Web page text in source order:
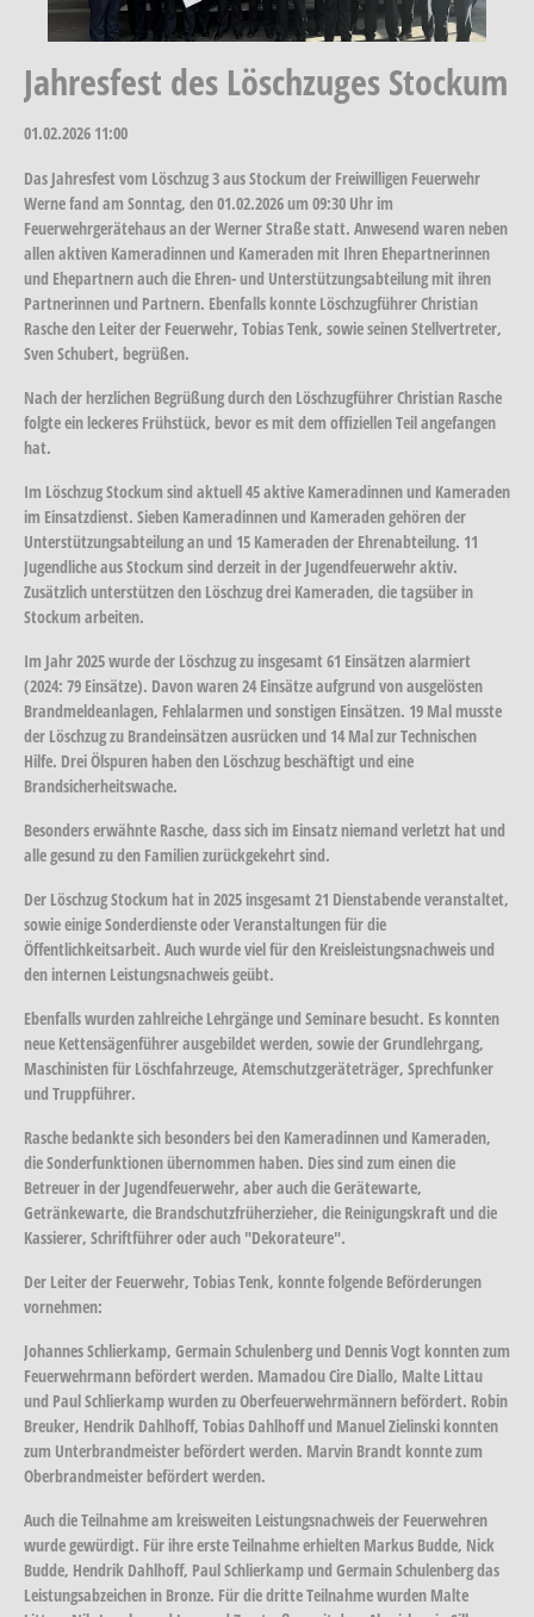
Jahresfest des Löschzuges Stockum
01.02.2026 11:00
Das Jahresfest vom Löschzug 3 aus Stockum der Freiwilligen Feuerwehr
Werne fand am Sonntag, den 01.02.2026 um 09:30 Uhr im
Feuerwehrgerätehaus an der Werner Straße statt. Anwesend waren neben
allen aktiven Kameradinnen und Kameraden mit Ihren Ehepartnerinnen
und Ehepartnern auch die Ehren- und Unterstützungsabteilung mit ihren
Partnerinnen und Partnern. Ebenfalls konnte Löschzugführer Christian
Rasche den Leiter der Feuerwehr, Tobias Tenk, sowie seinen Stellvertreter,
Sven Schubert, begrüßen.
Nach der herzlichen Begrüßung durch den Löschzugführer Christian Rasche
folgte ein leckeres Frühstück, bevor es mit dem offiziellen Teil angefangen
hat.
Im Löschzug Stockum sind aktuell 45 aktive Kameradinnen und Kameraden
im Einsatzdienst. Sieben Kameradinnen und Kameraden gehören der
Unterstützungsabteilung an und 15 Kameraden der Ehrenabteilung. 11
Jugendliche aus Stockum sind derzeit in der Jugendfeuerwehr aktiv.
Zusätzlich unterstützen den Löschzug drei Kameraden, die tagsüber in
Stockum arbeiten.
Im Jahr 2025 wurde der Löschzug zu insgesamt 61 Einsätzen alarmiert
(2024: 79 Einsätze). Davon waren 24 Einsätze aufgrund von ausgelösten
Brandmeldeanlagen, Fehlalarmen und sonstigen Einsätzen. 19 Mal musste
der Löschzug zu Brandeinsätzen ausrücken und 14 Mal zur Technischen
Hilfe. Drei Ölspuren haben den Löschzug beschäftigt und eine
Brandsicherheitswache.
Besonders erwähnte Rasche, dass sich im Einsatz niemand verletzt hat und
alle gesund zu den Familien zurückgekehrt sind.
Der Löschzug Stockum hat in 2025 insgesamt 21 Dienstabende veranstaltet,
sowie einige Sonderdienste oder Veranstaltungen für die
Öffentlichkeitsarbeit. Auch wurde viel für den Kreisleistungsnachweis und
den internen Leistungsnachweis geübt.
Ebenfalls wurden zahlreiche Lehrgänge und Seminare besucht. Es konnten
neue Kettensägenführer ausgebildet werden, sowie der Grundlehrgang,
Maschinisten für Löschfahrzeuge, Atemschutzgeräteträger, Sprechfunker
und Truppführer.
Rasche bedankte sich besonders bei den Kameradinnen und Kameraden,
die Sonderfunktionen übernommen haben. Dies sind zum einen die
Betreuer in der Jugendfeuerwehr, aber auch die Gerätewarte,
Getränkewarte, die Brandschutzfrüherzieher, die Reinigungskraft und die
Kassierer, Schriftführer oder auch "Dekorateure".
Der Leiter der Feuerwehr, Tobias Tenk, konnte folgende Beförderungen
vornehmen:
Johannes Schlierkamp, Germain Schulenberg und Dennis Vogt konnten zum
Feuerwehrmann befördert werden. Mamadou Cire Diallo, Malte Littau
und Paul Schlierkamp wurden zu Oberfeuerwehrmännern befördert. Robin
Breuker, Hendrik Dahlhoff, Tobias Dahlhoff und Manuel Zielinski konnten
zum Unterbrandmeister befördert werden. Marvin Brandt konnte zum
Oberbrandmeister befördert werden.
Auch die Teilnahme am kreisweiten Leistungsnachweis der Feuerwehren
wurde gewürdigt. Für ihre erste Teilnahme erhielten Markus Budde, Nick
Budde, Hendrik Dahlhoff, Paul Schlierkamp und Germain Schulenberg das
Leistungsabzeichen in Bronze. Für die dritte Teilnahme wurden Malte